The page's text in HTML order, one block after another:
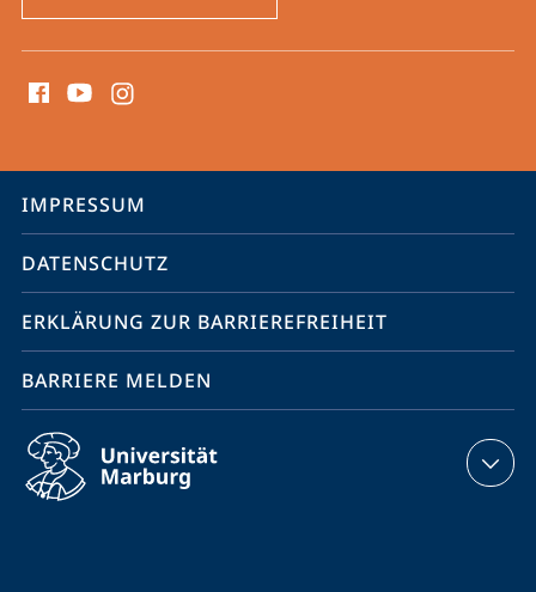
Media
Service-
Navigation
IMPRESSUM
DATENSCHUTZ
ERKLÄRUNG ZUR BARRIEREFREIHEIT
BARRIERE MELDEN